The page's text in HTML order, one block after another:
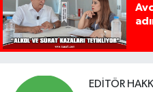
EDITÖR